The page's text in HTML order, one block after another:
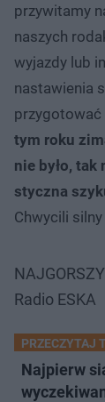
przywitamy
naszych
wyjazdy lub
nastawienia
przygotować
tym roku
nie było, tak
styczna
Chwycili
Radio ESKA
PRZECZYTAJ
Najpierw